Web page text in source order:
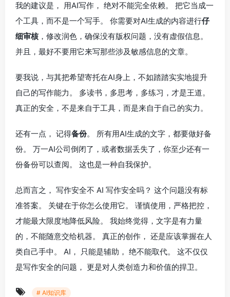
我的建议是， 用AI写作， 绝对不能完全依赖。 把它当成一
个工具，而不是一个写手。 你需要对AI生成的内容进行仔
细审核，修改润色，确保没有版权问题，没有虚假信息。
并且，最好不要用它来写那些涉及敏感信息的文章。
要我说，与其把希望寄托在AI身上，不如踏踏实实地提升
自己的写作能力。 多读书，多思考，多练习，才是王道。
真正的安全，不是来自于工具，而是来自于自己的实力。
还有一点， 记得备份。 所有用AI生成的文字，都要做好备
份。 万一AI公司倒闭了，或者数据丢失了，你至少还有一
份备份可以查阅。 这也是一种自我保护。
总而言之， 写作安全不 AI 写作安全吗？ 这个问题没有标
准答案。 关键在于你怎么使用它。 谨慎使用，严格把控，
才能最大限度地降低风险。 我始终觉得，文字是有力量
的，不能随意交给机器。 真正的创作， 还是应该掌握在人
类自己手中。 AI， 只能是辅助， 绝不能取代。 这不仅仅
是写作安全的问题， 更是对人类创造力和价值的捍卫。
# AI知识库